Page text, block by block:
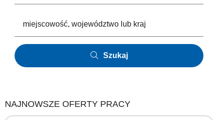
Szukaj
NAJNOWSZE OFERTY PRACY